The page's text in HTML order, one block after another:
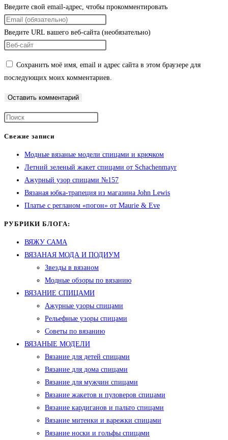
Введите свой email-адрес, чтобы прокомментировать
Введите URL вашего веб-сайта (необязательно)
Сохранить моё имя, email и адрес сайта в этом браузере для
последующих моих комментариев.
Свежие записи
Модные вязаные модели спицами и крючком
Летний зеленый жакет спицами от Schachenmayr
Ажурный узор спицами №157
Вязаная юбка-трапеция из магазина John Lewis
Платье с регланом «погон» от Maurie & Eve
РУБРИКИ БЛОГА:
ВЯЖУ САМА
ВЯЗАНАЯ МОДА И ПОДИУМ
Звезды в вязаном
Модные обзоры по вязанию
ВЯЗАНИЕ СПИЦАМИ
Ажурные узоры спицами
Рельефные узоры спицами
Советы по вязанию
ВЯЗАНЫЕ МОДЕЛИ
Вязание для детей спицами
Вязание для дома спицами
Вязание для мужчин спицами
Вязание жакетов и пуловеров спицами
Вязание кардиганов и пальто спицами
Вязание митенки и варежки спицами
Вязание носки и гольфы спицами